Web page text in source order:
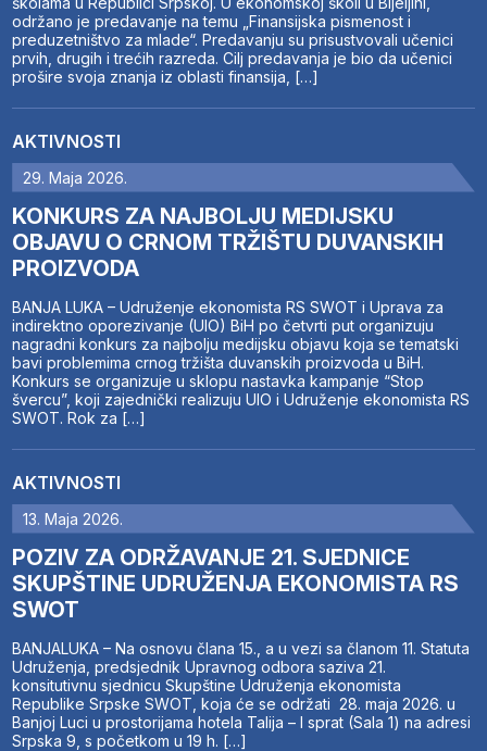
održano je predavanje na temu „Finansijska pismenost i
preduzetništvo za mlade“. Predavanju su prisustvovali učenici
prvih, drugih i trećih razreda. Cilj predavanja je bio da učenici
prošire svoja znanja iz oblasti finansija, […]
AKTIVNOSTI
29. Maja 2026.
KONKURS ZA NAJBOLJU MEDIJSKU
OBJAVU O CRNOM TRŽIŠTU DUVANSKIH
PROIZVODA
BANJA LUKA – Udruženje ekonomista RS SWOT i Uprava za
indirektno oporezivanje (UIO) BiH po četvrti put organizuju
nagradni konkurs za najbolju medijsku objavu koja se tematski
bavi problemima crnog tržišta duvanskih proizvoda u BiH.
Konkurs se organizuje u sklopu nastavka kampanje “Stop
švercu”, koji zajednički realizuju UIO i Udruženje ekonomista RS
SWOT. Rok za […]
AKTIVNOSTI
13. Maja 2026.
POZIV ZA ODRŽAVANJE 21. SJEDNICE
SKUPŠTINE UDRUŽENJA EKONOMISTA RS
SWOT
BANJALUKA – Na osnovu člana 15., a u vezi sa članom 11. Statuta
Udruženja, predsjednik Upravnog odbora saziva 21.
konsitutivnu sjednicu Skupštine Udruženja ekonomista
Republike Srpske SWOT, koja će se održati 28. maja 2026. u
Banjoj Luci u prostorijama hotela Talija – I sprat (Sala 1) na adresi
Srpska 9, s početkom u 19 h. […]